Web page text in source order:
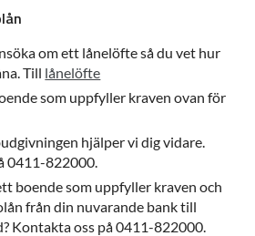
om ett lånelöfte så du vet hur
Till lånelöfte
som uppfyller kraven ovan för
hjälper vi dig vidare.
0411-822000.
boende som uppfyller kraven och
från din nuvarande bank till
Kontakta oss på 0411-822000.